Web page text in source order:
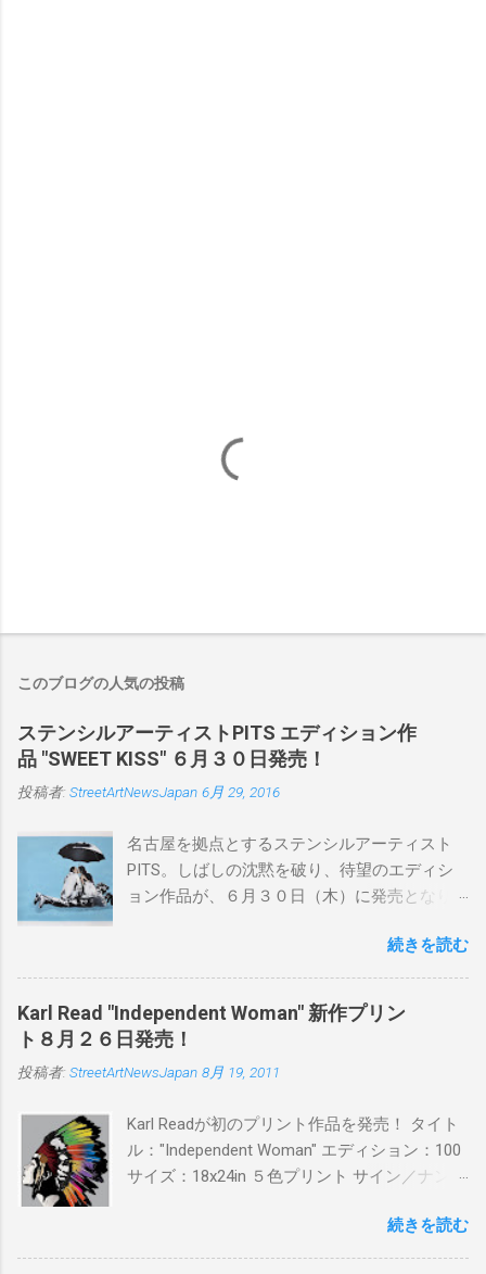
このブログの人気の投稿
ステンシルアーティストPITS エディション作
品 "SWEET KISS" ６月３０日発売！
投稿者: StreetArtNewsJapan 6月 29, 2016
名古屋を拠点とするステンシルアーティスト
PITS。しばしの沈黙を破り、待望のエディシ
ョン作品が、６月３０日（木）に発売となり
品に落とし込むスタイルは今作でも健在。(
PITSの過去記事はこちらから ) 発売日：6月30
日(木)19時 タイトル：SWEET KISS カラー：
BLUE/MINT GREEN/PINK/YELLOW エディショ
ン：各色５ サイズ：800mm × 550mm 価格：
¥16,000(¥17,280) 購入は、 こちら から
続きを読む
Karl Read "Independent Woman" 新作プリン
ト８月２６日発売！
投稿者: StreetArtNewsJapan 8月 19, 2011
Karl Readが初のプリント作品を発売！ タイト
ル："Independent Woman" エディション：100
サイズ：18x24in ５色プリント サイン／ナンバ
ドフィニッシュバージョン（エディション：
25）$125 購入は８月２６日に こちら から
続きを読む